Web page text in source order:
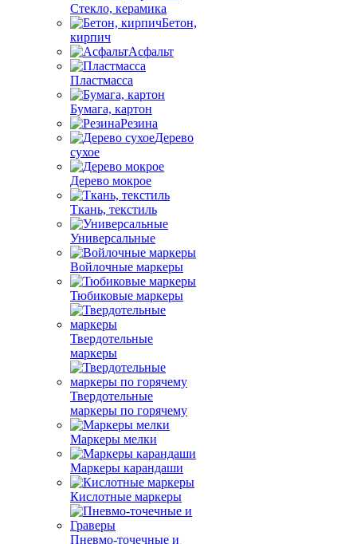
Стекло, керамика
Бетон,
кирпич
Асфальт
Пластмасса
Бумага, картон
Резина
Дерево
сухое
Дерево мокрое
Ткань, текстиль
Универсальные
Войлочные маркеры
Тюбиковые маркеры
Твердотельные
маркеры
Твердотельные
маркеры по горячему
Маркеры мелки
Маркеры карандаши
Кислотные маркеры
Пневмо-точечные и